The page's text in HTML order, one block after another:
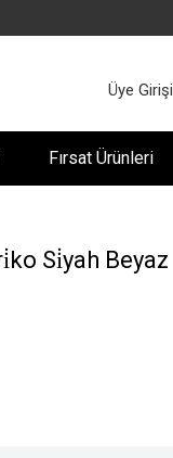
Üye Girişi
Fırsat Ürünleri
Si̇yah Beyaz